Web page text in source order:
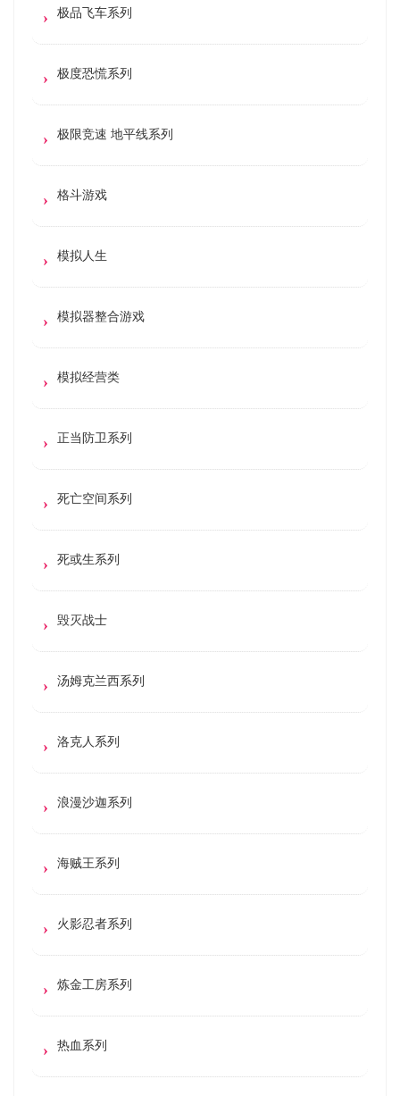
极品飞车系列
极度恐慌系列
极限竞速 地平线系列
格斗游戏
模拟人生
模拟器整合游戏
模拟经营类
正当防卫系列
死亡空间系列
死或生系列
毁灭战士
汤姆克兰西系列
洛克人系列
浪漫沙迦系列
海贼王系列
火影忍者系列
炼金工房系列
热血系列